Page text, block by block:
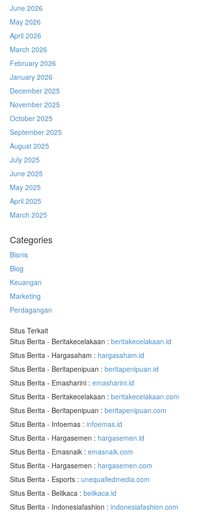
June 2026
May 2026
April 2026
March 2026
February 2026
January 2026
December 2025
November 2025
October 2025
September 2025
August 2025
July 2025
June 2025
May 2025
April 2025
March 2025
Categories
Bisnis
Blog
Keuangan
Marketing
Perdagangan
Situs Terkait
Situs Berita - Beritakecelakaan : beritakecelakaan.id
Situs Berita - Hargasaham : hargasaham.id
Situs Berita - Beritapenipuan : beritapenipuan.id
Situs Berita - Emasharini : emasharini.id
Situs Berita - Beritakecelakaan : beritakecelakaan.com
Situs Berita - Beritapenipuan : beritapenipuan.com
Situs Berita - Infoemas : infoemas.id
Situs Berita - Hargasemen : hargasemen.id
Situs Berita - Emasnaik : emasnaik.com
Situs Berita - Hargasemen : hargasemen.com
Situs Berita - Esports : unequalledmedia.com
Situs Berita - Belikaca : belikaca.id
Situs Berita - Indonesiafashion : indonesiafashion.com